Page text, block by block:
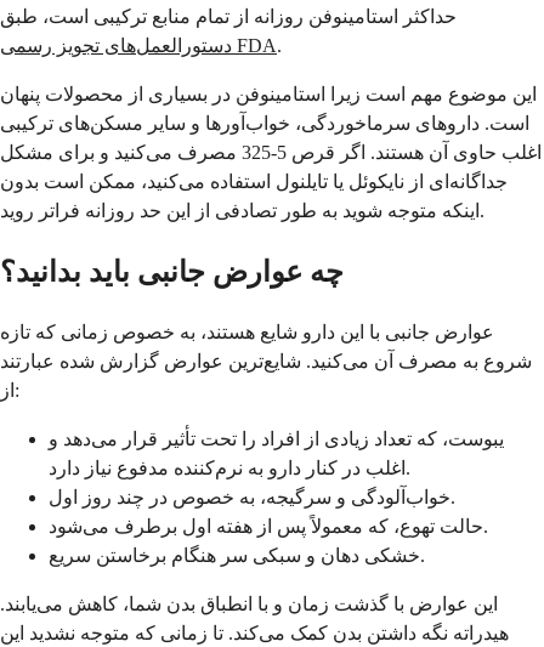
حداکثر استامینوفن روزانه از تمام منابع ترکیبی است، طبق
دستورالعمل‌های تجویز رسمی FDA.
این موضوع مهم است زیرا استامینوفن در بسیاری از محصولات پنهان
است. داروهای سرماخوردگی، خواب‌آورها و سایر مسکن‌های ترکیبی
اغلب حاوی آن هستند. اگر قرص 5-325 مصرف می‌کنید و برای مشکل
جداگانه‌ای از نایکوئل یا تایلنول استفاده می‌کنید، ممکن است بدون
اینکه متوجه شوید به طور تصادفی از این حد روزانه فراتر روید.
چه عوارض جانبی باید بدانید؟
عوارض جانبی با این دارو شایع هستند، به خصوص زمانی که تازه
شروع به مصرف آن می‌کنید. شایع‌ترین عوارض گزارش شده عبارتند
از:
یبوست، که تعداد زیادی از افراد را تحت تأثیر قرار می‌دهد و
اغلب در کنار دارو به نرم‌کننده مدفوع نیاز دارد.
خواب‌آلودگی و سرگیجه، به خصوص در چند روز اول.
حالت تهوع، که معمولاً پس از هفته اول برطرف می‌شود.
خشکی دهان و سبکی سر هنگام برخاستن سریع.
این عوارض با گذشت زمان و با انطباق بدن شما، کاهش می‌یابند.
هیدراته نگه داشتن بدن کمک می‌کند. تا زمانی که متوجه نشدید این